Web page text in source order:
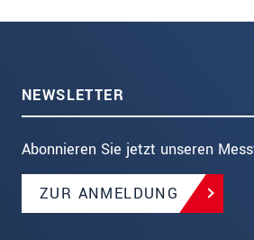
NEWSLETTER
Abonnieren Sie jetzt unseren
ZUR ANMELDUNG